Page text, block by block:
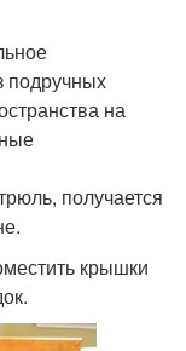
подручных
на
получается
крышки